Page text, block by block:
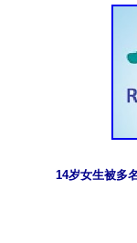
14岁女生被多